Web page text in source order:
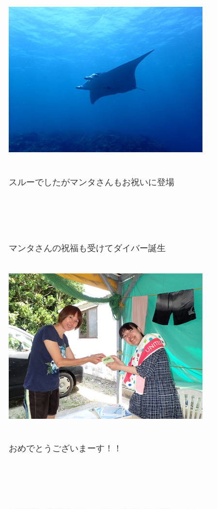
スルーでしたがマンタさんもお祝いに登場
マンタさんの祝福も受けてダイバー誕生
おめでとうございまーす！！